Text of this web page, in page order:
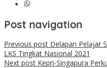
Post navigation
Previous post Delapan Pelajar
LKS Tingkat Nasional 2021
Next post Kepri-Singapura